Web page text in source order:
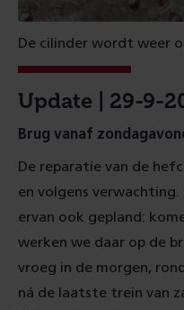
De cilinder wordt weer
Update | 29-9-
Brug vanaf
De reparatie van de
en volgens
ervan ook gepland:
werken we daar op de
vroeg in de morgen,
ná de laatste trein van